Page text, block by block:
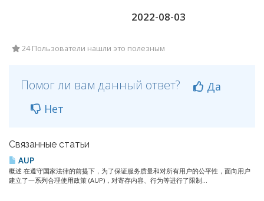
2022-08-03
24 Пользователи нашли это полезным
Помог ли вам данный ответ?
Да
Нет
Связанные статьи
AUP
概述 在遵守国家法律的前提下，为了保证服务质量和对所有用户的公平性，面向用户
建立了一系列合理使用政策 (AUP)，对寄存内容、行为等进行了限制...